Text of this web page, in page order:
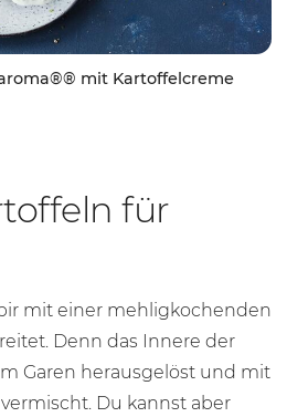
mit Kartoffelcreme
für
mit einer mehligkochenden
Denn das Innere der
Garen herausgelöst und mit
Du kannst aber